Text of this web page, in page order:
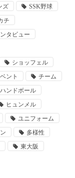
ズ
SSK野球
チ
タビュー
ショッフェル
ント
チーム
ハンドボール
ヒュンメル
ユニフォーム
多様性
東大阪